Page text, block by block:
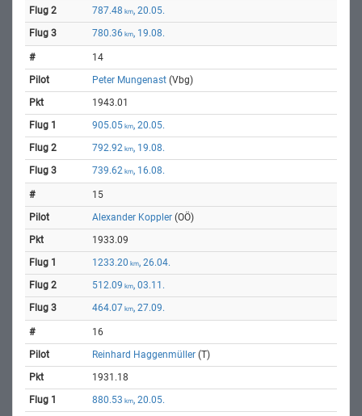
787.48 km, 20.05.
780.36 km, 19.08.
14
Peter Mungenast (Vbg)
1943.01
905.05 km, 20.05.
792.92 km, 19.08.
739.62 km, 16.08.
15
Alexander Koppler (OÖ)
1933.09
1233.20 km, 26.04.
512.09 km, 03.11.
464.07 km, 27.09.
16
Reinhard Haggenmüller (T)
1931.18
880.53 km, 20.05.